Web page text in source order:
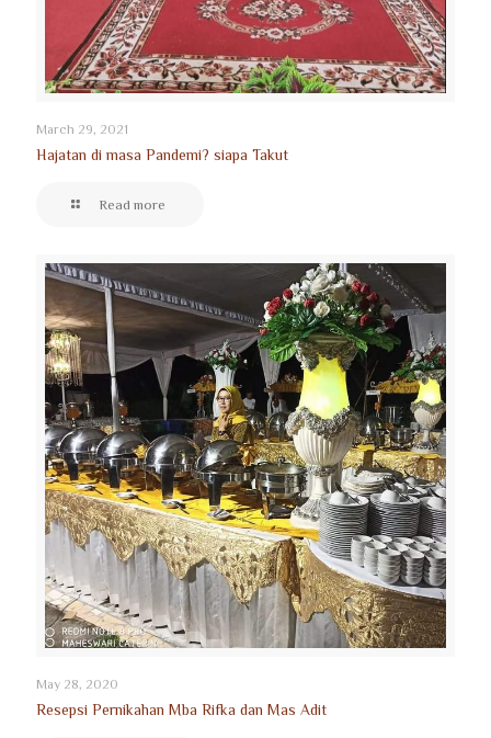
March 29, 2021
Hajatan di masa Pandemi? siapa Takut
Read more
May 28, 2020
Resepsi Pernikahan Mba Rifka dan Mas Adit